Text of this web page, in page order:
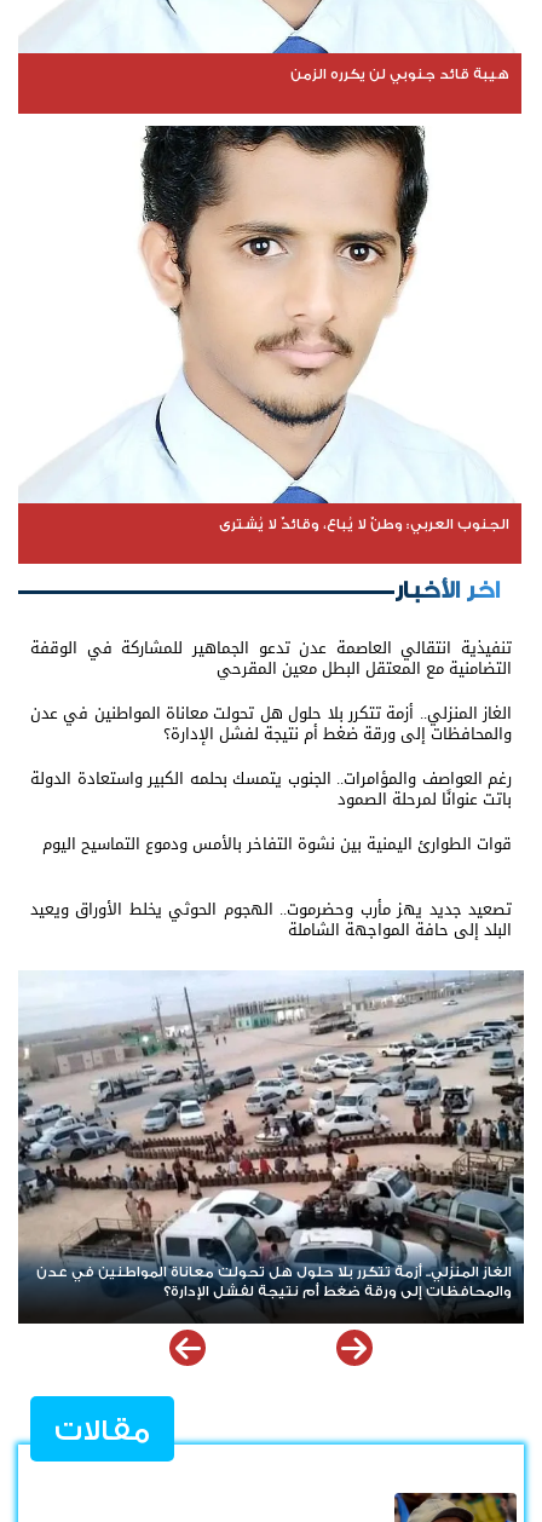
هيبة قائد جنوبي لن يكرره الزمن
الجنوب العربي: وطنٌ لا يُباع، وقائدٌ لا يُشترى
اخر الأخبار
تنفيذية انتقالي العاصمة عدن تدعو الجماهير للمشاركة في الوقفة
التضامنية مع المعتقل البطل معين المقرحي
الغاز المنزلي.. أزمة تتكرر بلا حلول هل تحولت معاناة المواطنين في عدن
والمحافظات إلى ورقة ضغط أم نتيجة لفشل الإدارة؟
رغم العواصف والمؤامرات.. الجنوب يتمسك بحلمه الكبير واستعادة الدولة
باتت عنوانًا لمرحلة الصمود
قوات الطوارئ اليمنية بين نشوة التفاخر بالأمس ودموع التماسيح اليوم
تصعيد جديد يهز مأرب وحضرموت.. الهجوم الحوثي يخلط الأوراق ويعيد
البلد إلى حافة المواجهة الشاملة
رغم العواصف والمؤامرات.. الجنوب يتمسك بحلمه الكبير واستعادة
الدولة باتت عنوانًا لمرحلة الصمود
مقالات